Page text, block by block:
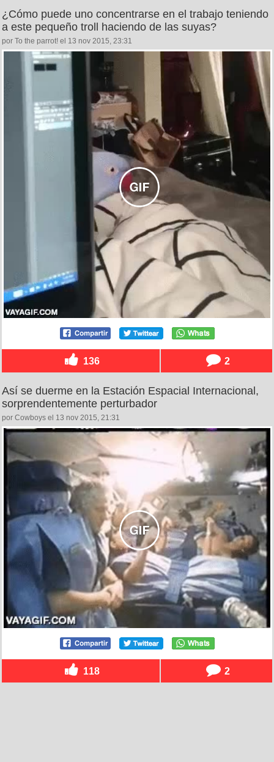
¿Cómo puede uno concentrarse en el trabajo teniendo
a este pequeño troll haciendo de las suyas?
por To the parrot! el 13 nov 2015, 23:31
136 2
Así se duerme en la Estación Espacial Internacional,
sorprendentemente perturbador
por Cowboys el 13 nov 2015, 21:31
118 2